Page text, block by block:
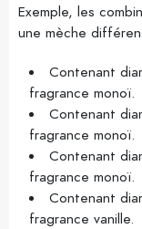
Exemple, les
une mèche
Contenant
fragrance monoï.
Contenant
fragrance monoï.
Contenant
fragrance monoï.
Contenant
fragrance vanille.